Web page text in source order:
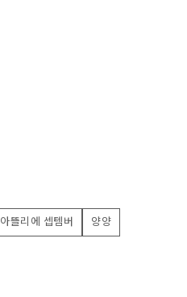
아뜰리에 셉템버
양양